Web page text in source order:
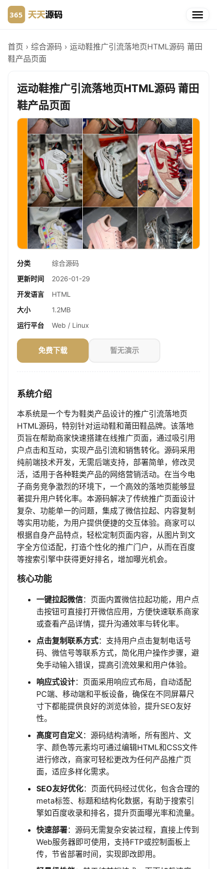
首页 › 综合源码 › 运动鞋推广引流落地页HTML源码 莆田
鞋产品页面
运动鞋推广引流落地页HTML源码 莆田
鞋产品页面
分类
综合源码
更新时间
2026-01-29
开发语言
HTML
大小
1.2MB
运行平台
Web / Linux
免费下载 暂无演示
系统介绍
本系统是一个专为鞋类产品设计的推广引流落地页
HTML源码，特别针对运动鞋和莆田鞋品牌。该落地
页旨在帮助商家快速搭建在线推广页面，通过吸引用
户点击和互动，实现产品引流和销售转化。源码采用
纯前端技术开发，无需后端支持，部署简单，修改灵
活，适用于各种鞋类产品的网络营销活动。在当今电
子商务竞争激烈的环境下，一个高效的落地页能够显
著提升用户转化率。本源码解决了传统推广页面设计
复杂、功能单一的问题，集成了微信拉起、内容复制
等实用功能，为用户提供便捷的交互体验。商家可以
根据自身产品特点，轻松定制页面内容，从图片到文
字全方位适配，打造个性化的推广门户，从而在百度
等搜索引擎中获得更好排名，增加曝光机会。
核心功能
一键拉起微信：页面内置微信拉起功能，用户点
击按钮可直接打开微信应用，方便快速联系商家
或查看产品详情，提升沟通效率与转化率。
点击复制联系方式：支持用户点击复制电话号
码、微信号等联系方式，简化用户操作步骤，避
免手动输入错误，提高引流效果和用户体验。
响应式设计：页面采用响应式布局，自动适配
PC端、移动端和平板设备，确保在不同屏幕尺
寸下都能提供良好的浏览体验，提升SEO友好
性。
高度可自定义：源码结构清晰，所有图片、文
字、颜色等元素均可通过编辑HTML和CSS文件
进行修改，商家可轻松更改为任何产品推广页
面，适应多样化需求。
SEO友好优化：页面代码经过优化，包含合理的
meta标签、标题和结构化数据，有助于搜索引
擎如百度收录和排名，提升页面曝光率和流量。
快速部署：源码无需复杂安装过程，直接上传到
Web服务器即可使用，支持FTP或控制面板上
传，节省部署时间，实现即改即用。